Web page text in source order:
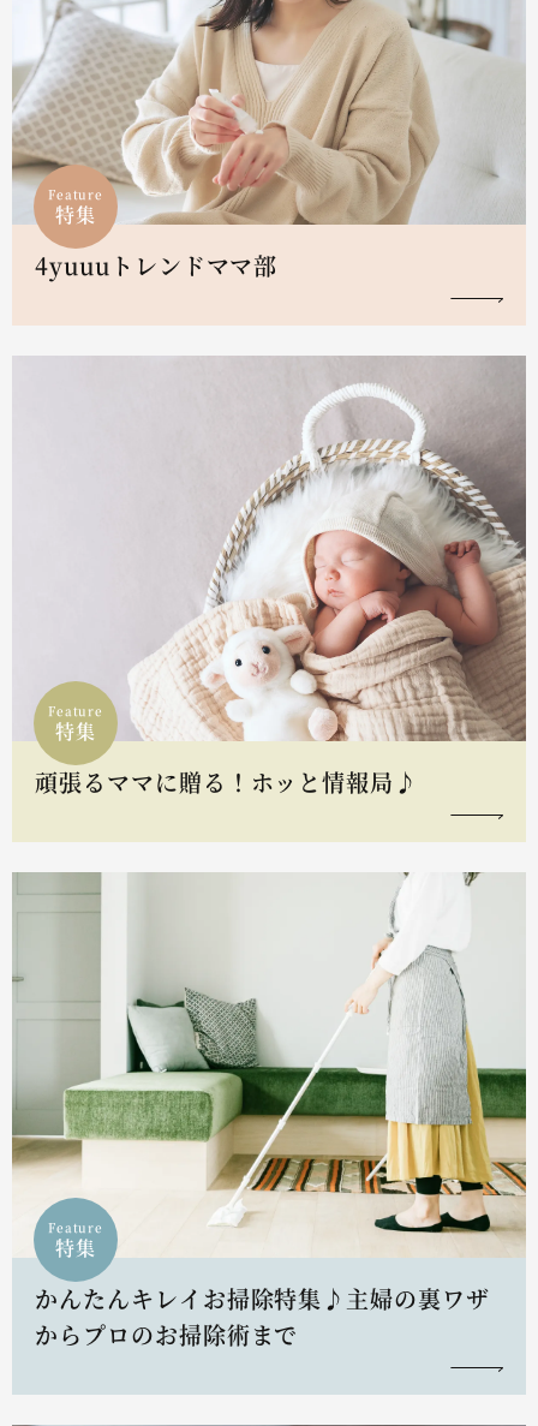
Feature
特集
4yuuuトレンドママ部
Feature
特集
頑張るママに贈る！ホッと情報局♪
Feature
特集
かんたんキレイお掃除特集♪主婦の裏ワザ
からプロのお掃除術まで